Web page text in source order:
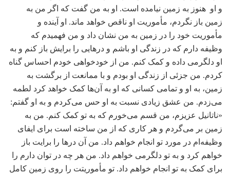
و او هنوز به زمین نیامده است. او به من گفت که اگر من به
زمین باز نگردم، مأموریت او ناقص خواهد ماند. او آینده و
مأموریت خود را در زمین به من نشان داد و من فهمیدم که
وظیفه دارم که در زندگی او باشم و درهایی را برایش باز کنم و به
او دلگرمی داده و کمک کنم. من از خودخواهی خودم احساس گناه
کردم. من جزئی از زندگی او بودم و با ممانعت از برگشت به
زمین، به او و تمامی کسانی که او به آن‌ها کمک خواهد کرد لطمه
می‌زدم. من عشق زیادی نسبت به او حس می‌کردم و به او گفتم:
«ناتانیل عزیزم، من قسم می‌خورم که به تو کمک کنم. من به
زمین بر می‌گردم و هر کاری که از من ساخته است برای ایفای
وظیفه‌ام در مورد تو انجام خواهم داد. من آن درها را برایت باز
خواهم کرد و به تو دلگرمی خواهم داد. من هر چه در توان دارم را
برای کمک به تو انجام خواهم داد. تو مأموریتت را روی زمین کامل